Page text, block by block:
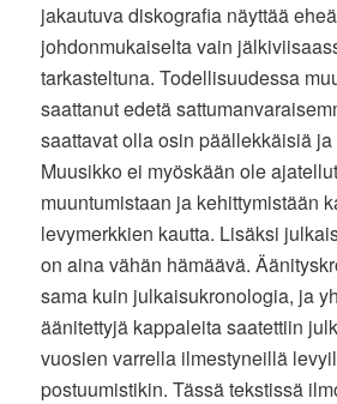
jakautuva diskografia näyttää
johdonmukaiselta vain
tarkasteltuna. Todellisuudessa
saattanut edetä
saattavat olla osin päällekkäisiä
Muusikko ei myöskään ole
muuntumistaan ja kehittymistään
levymerkkien kautta. Lisäksi
on aina vähän hämäävä.
sama kuin julkaisukronologia, ja
äänitettyjä kappaleita saatettiin
vuosien varrella ilmestyneillä
postuumistikin. Tässä tekstissä